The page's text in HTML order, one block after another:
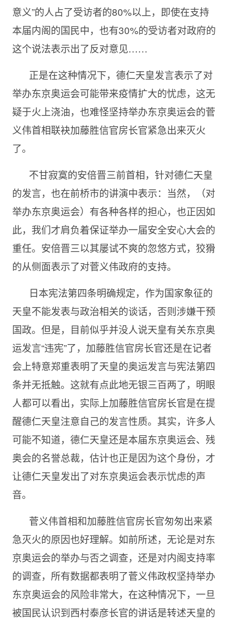
意义”的人占了受访者的80%以上，即使在支持
本届内阁的国民中，也有30%的受访者对政府的
这个说法表示出了反对意见……
正是在这种情况下，德仁天皇发言表示了对
举办东京奥运会可能带来疫情扩大的忧虑，这无
疑于火上浇油，也难怪坚持举办东京奥运会的菅
义伟首相联袂加藤胜信官房长官紧急出来灭火
了。
不甘寂寞的安倍晋三前首相，针对德仁天皇
的发言，也在前桥市的讲演中表示：当然，（对
举办东京奥运会）有各种各样的担心，也正因如
此，我们才肩负着保证举办一届安全安心大会的
重任。安倍晋三以其屡试不爽的忽悠方式，狡猾
的从侧面表示了对菅义伟政府的支持。
日本宪法第四条明确规定，作为国家象征的
天皇不能发表与政治相关的谈话，否则涉嫌干预
国政。但是，目前似乎并没人说天皇有关东京奥
运发言“违宪”了，加藤胜信官房长官还是在记者
会上特意郑重表明了天皇的奥运发言与宪法第四
条并无抵触。这就有点此地无银三百两了，明眼
人都可以看出，实际上加藤胜信官房长官是在提
醒德仁天皇注意自己的发言性质。其实，许多人
可能不知道，德仁天皇还是本届东京奥运会、残
奥会的名誉总裁，估计也正是因为这个身份，才
让德仁天皇发出了对东京奥运会表示忧虑的声
音。
菅义伟首相和加藤胜信官房长官匆匆出来紧
急灭火的原因也好理解。如前所述，无论是对东
京奥运会的举办与否之调查，还是对内阁支持率
的调查，所有数据都表明了菅义伟政权坚持举办
东京奥运会的风险非常大，在这种情况下，一旦
被国民认识到西村泰彦长官的讲话是转述天皇的